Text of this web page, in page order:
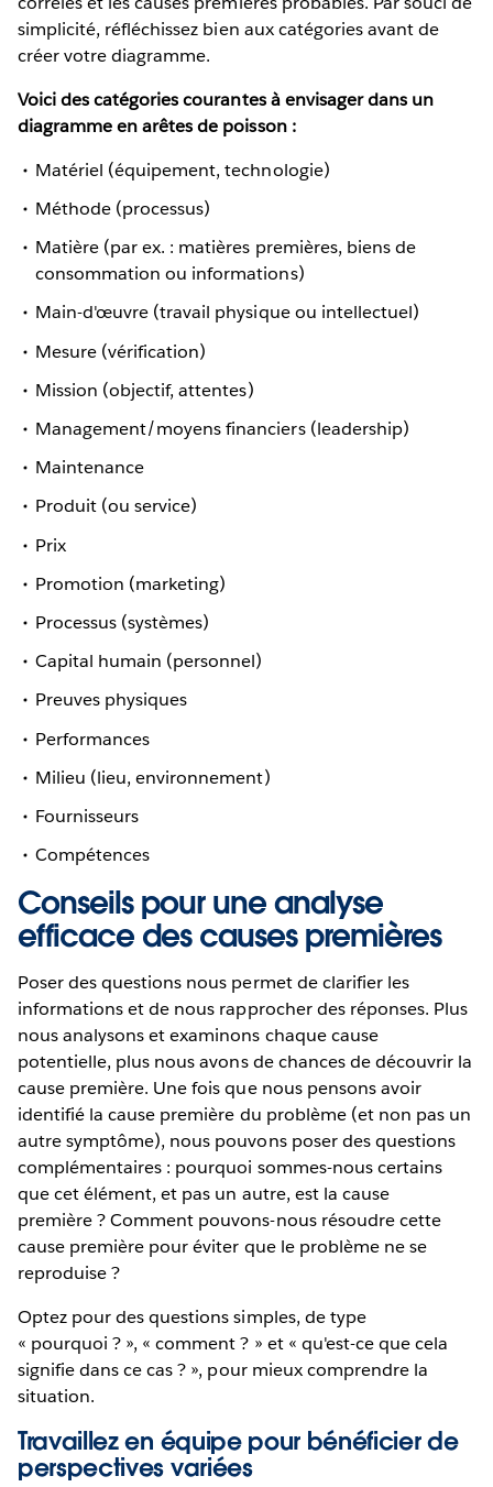
simplicité, réfléchissez bien aux catégories avant de
créer votre diagramme.
Voici des catégories courantes à envisager dans un
diagramme en arêtes de poisson :
Matériel (équipement, technologie)
Méthode (processus)
Matière (par ex. : matières premières, biens de
consommation ou informations)
Main-d'œuvre (travail physique ou intellectuel)
Mesure (vérification)
Mission (objectif, attentes)
Management/moyens financiers (leadership)
Maintenance
Produit (ou service)
Prix
Promotion (marketing)
Processus (systèmes)
Capital humain (personnel)
Preuves physiques
Performances
Milieu (lieu, environnement)
Fournisseurs
Compétences
Conseils pour une analyse
efficace des causes premières
Poser des questions nous permet de clarifier les
informations et de nous rapprocher des réponses. Plus
nous analysons et examinons chaque cause
potentielle, plus nous avons de chances de découvrir la
cause première. Une fois que nous pensons avoir
identifié la cause première du problème (et non pas un
autre symptôme), nous pouvons poser des questions
complémentaires : pourquoi sommes-nous certains
que cet élément, et pas un autre, est la cause
première ? Comment pouvons-nous résoudre cette
cause première pour éviter que le problème ne se
reproduise ?
Optez pour des questions simples, de type
« pourquoi ? », « comment ? » et « qu'est-ce que cela
signifie dans ce cas ? », pour mieux comprendre la
situation.
Travaillez en équipe pour bénéficier de
perspectives variées